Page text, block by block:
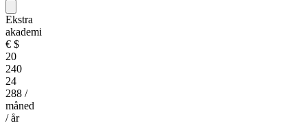
Ekstra
akademi
€ $
20
240
24
288 /
måned
/ år